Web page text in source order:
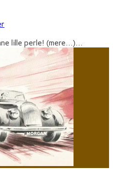
lille perle! (mere…)...